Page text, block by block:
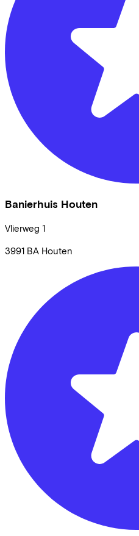
Banierhuis Houten
Vlierweg 1
3991 BA Houten